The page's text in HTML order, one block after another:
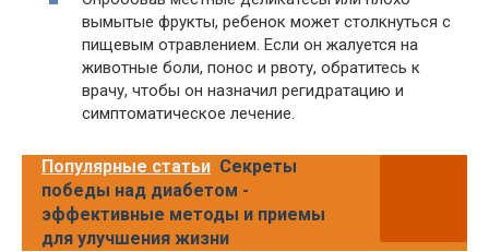
вымытые фрукты, ребенок может столкнуться с
пищевым отравлением. Если он жалуется на
животные боли, понос и рвоту, обратитесь к
врачу, чтобы он назначил регидратацию и
симптоматическое лечение.
Популярные статьи Секреты
победы над диабетом -
эффективные методы и приемы
для улучшения жизни